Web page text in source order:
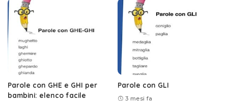
Parole con GHE e GHI per
bambini: elenco facile
Parole con GLI
3 mesi fa